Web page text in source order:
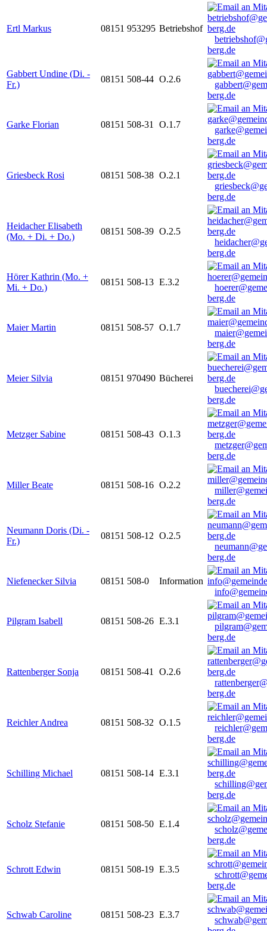
Ertl Markus 08151 953295 Betriebshof
berg.de
Gabbert Undine (Di. -
Fr.)
08151 508-44 O.2.6
berg.de
Garke Florian 08151 508-31 O.1.7
berg.de
Griesbeck Rosi 08151 508-38 O.2.1
berg.de
Heidacher Elisabeth
(Mo. + Di. + Do.)
08151 508-39 O.2.5
berg.de
Hörer Kathrin (Mo. +
Mi. + Do.)
08151 508-13 E.3.2
berg.de
Maier Martin 08151 508-57 O.1.7
berg.de
Meier Silvia 08151 970490 Bücherei
berg.de
Metzger Sabine 08151 508-43 O.1.3
berg.de
Miller Beate 08151 508-16 O.2.2
berg.de
Neumann Doris (Di. -
Fr.)
08151 508-12 O.2.5
berg.de
Niefenecker Silvia 08151 508-0
Information
Pilgram Isabell 08151 508-26 E.3.1
berg.de
Rattenberger Sonja 08151 508-41
O.2.6
berg.de
Reichler Andrea 08151 508-32 O.1.5
berg.de
Schilling Michael 08151 508-14 E.3.1
berg.de
Scholz Stefanie 08151 508-50 E.1.4
berg.de
Schrott Edwin 08151 508-19 E.3.5
berg.de
Schwab Caroline 08151 508-23 E.3.7